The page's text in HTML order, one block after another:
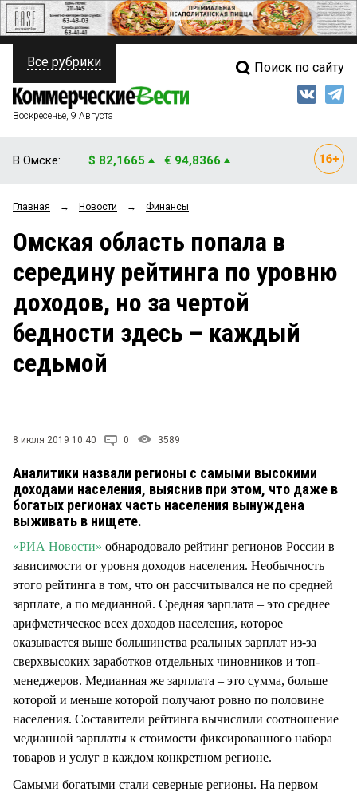
ПОЛИТИКА
ФИНАНСЫ
ОБЩЕСТВО
ЗАКОН
НОВОСТИ КОМПАНИЙ
СТИЛЬ ЖИЗНИ
Свежий выпуск
Рейтинги
Блоги
Архив
Все рубрики Поиск по сайту
Воскресенье, 9 Августа
В Омске: $ 82,1665 € 94,8366
Главная → Новости → Финансы
Омская область попала в
середину рейтинга по уровню
доходов, но за чертой
бедности здесь – каждый
седьмой
8 июля 2019 10:40 0 3589
Аналитики назвали регионы с самыми высокими
доходами населения, выяснив при этом, что даже в
богатых регионах часть населения вынуждена
выживать в нищете.
«РИА Новости» обнародовало рейтинг регионов России в
зависимости от уровня доходов населения. Необычность
этого рейтинга в том, что он рассчитывался не по средней
зарплате, а по медианной. Средняя зарплата – это среднее
арифметическое всех доходов населения, которое
оказывается выше большинства реальных зарплат из-за
сверхвысоких заработков отдельных чиновников и топ-
менеджеров. Медианная же зарплата – это сумма, больше
которой и меньше которой получают ровно по половине
населения. Составители рейтинга вычислили соотношение
медианной зарплаты к стоимости фиксированного набора
товаров и услуг в каждом конкретном регионе.
Самыми богатыми стали северные регионы. На первом